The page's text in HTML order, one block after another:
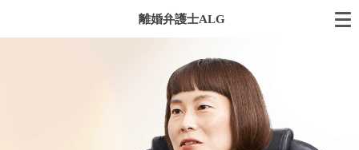
離婚弁護士ALG